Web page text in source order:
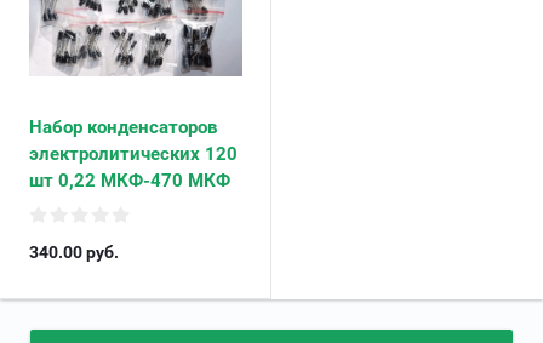
Набор конденсаторов
электролитических 120
шт 0,22 МКФ-470 МКФ
340.00руб.